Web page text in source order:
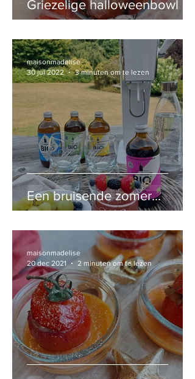
Griezelige halloweenbowl
Een bruisende zomer...
maisonmadelise
30 jul 2022
3 minuten om te lezen
maisonmadelise
20 dec 2021
2 minuten om te lezen